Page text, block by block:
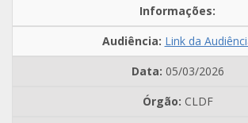
Link da
05/03/2026
CLDF